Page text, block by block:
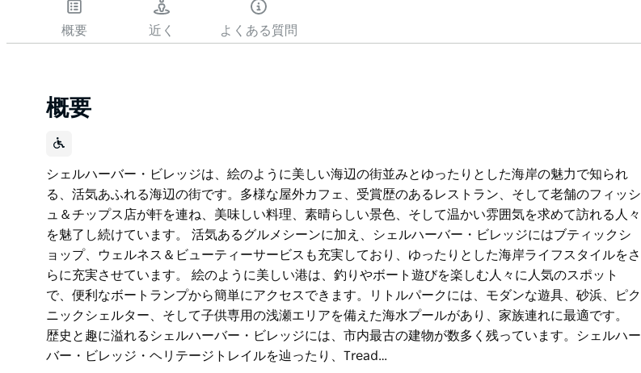
概要 近く よくある質問
概要
シェルハーバー・ビレッジは、絵のように美しい海辺の街並みとゆったりとした海岸の魅力で知られ
る、活気あふれる海辺の街です。多様な屋外カフェ、受賞歴のあるレストラン、そして老舗のフィッシ
ュ＆チップス店が軒を連ね、美味しい料理、素晴らしい景色、そして温かい雰囲気を求めて訪れる人々
を魅了し続けています。 活気あるグルメシーンに加え、シェルハーバー・ビレッジにはブティックシ
ョップ、ウェルネス＆ビューティーサービスも充実しており、ゆったりとした海岸ライフスタイルをさ
らに充実させています。 絵のように美しい港は、釣りやボート遊びを楽しむ人々に人気のスポット
で、便利なボートランプから簡単にアクセスできます。リトルパークには、モダンな遊具、砂浜、ピク
ニックシェルター、そして子供専用の浅瀬エリアを備えた海水プールがあり、家族連れに最適です。
歴史と趣に溢れるシェルハーバー・ビレッジには、市内最古の建物が数多く残っています。シェルハー
バー・ビレッジ・ヘリテージトレイルを辿ったり、Tread…